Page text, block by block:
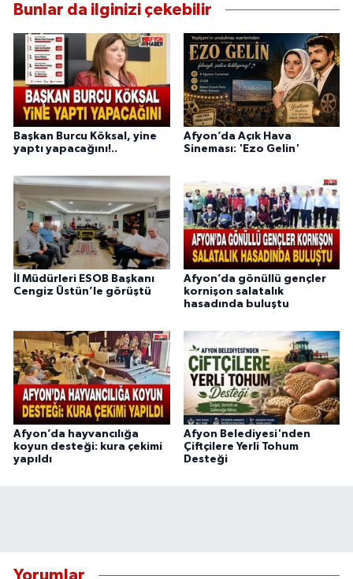
Bunlar da ilginizi çekebilir
Başkan Burcu Köksal, yine
yaptı yapacağını!..
Afyon’da Açık Hava
Sineması: 'Ezo Gelin'
İl Müdürleri ESOB Başkanı
Cengiz Üstün’le görüştü
Afyon’da gönüllü gençler
kornişon salatalık
hasadında buluştu
Afyon’da hayvancılığa
koyun desteği: kura çekimi
yapıldı
Afyon Belediyesi'nden
Çiftçilere Yerli Tohum
Desteği
Yorumlar